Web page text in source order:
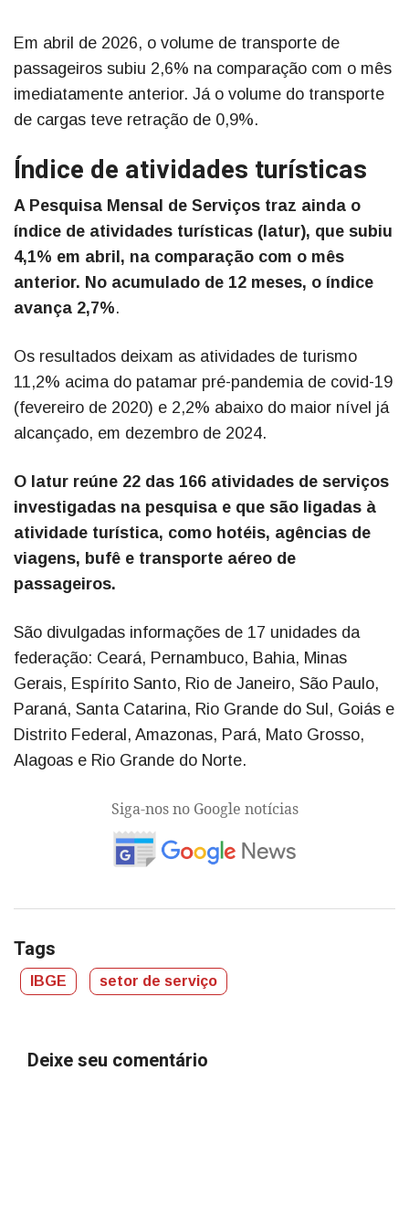
Em abril de 2026, o volume de transporte de
passageiros subiu 2,6% na comparação com o mês
imediatamente anterior. Já o volume do transporte
de cargas teve retração de 0,9%.
Índice de atividades turísticas
A Pesquisa Mensal de Serviços traz ainda o
índice de atividades turísticas (Iatur), que subiu
4,1% em abril, na comparação com o mês
anterior. No acumulado de 12 meses, o índice
avança 2,7%.
Os resultados deixam as atividades de turismo
11,2% acima do patamar pré-pandemia de covid-19
(fevereiro de 2020) e 2,2% abaixo do maior nível já
alcançado, em dezembro de 2024.
O Iatur reúne 22 das 166 atividades de serviços
investigadas na pesquisa e que são ligadas à
atividade turística, como hotéis, agências de
viagens, bufê e transporte aéreo de
passageiros.
São divulgadas informações de 17 unidades da
federação: Ceará, Pernambuco, Bahia, Minas
Gerais, Espírito Santo, Rio de Janeiro, São Paulo,
Paraná, Santa Catarina, Rio Grande do Sul, Goiás e
Distrito Federal, Amazonas, Pará, Mato Grosso,
Alagoas e Rio Grande do Norte.
Siga-nos no Google notícias
Tags
IBGE setor de serviço
Deixe seu comentário